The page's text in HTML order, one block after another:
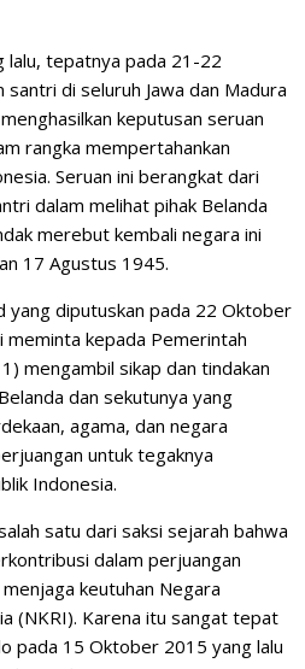
lalu, tepatnya pada 21-22
di seluruh Jawa dan Madura
keputusan seruan
rangka mempertahankan
Seruan ini berangkat dari
dalam melihat pihak Belanda
merebut kembali negara ini
17 Agustus 1945.
yang diputuskan pada 22 Oktober
meminta kepada Pemerintah
mengambil sikap dan tindakan
dan sekutunya yang
agama, dan negara
untuk tegaknya
Indonesia.
satu dari saksi sejarah bahwa
dalam perjuangan
keutuhan Negara
(NKRI). Karena itu sangat tepat
pada 15 Oktober 2015 yang lalu